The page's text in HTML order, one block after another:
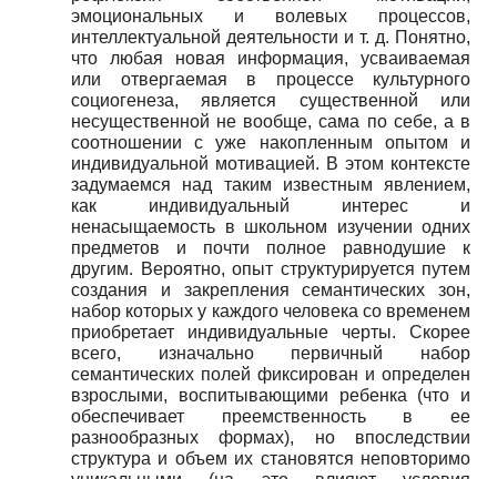
эмоциональных и волевых процессов,
интеллектуальной деятельности и т. д. Понятно,
что любая новая информация, усваиваемая
или отвергаемая в процессе культурного
социогенеза, является существенной или
несущественной не вообще, сама по себе, а в
соотношении с уже накопленным опытом и
индивидуальной мотивацией. В этом контексте
задумаемся над таким известным явлением,
как индивидуальный интерес и
ненасыщаемость в школьном изучении одних
предметов и почти полное равнодушие к
другим. Вероятно, опыт структурируется путем
создания и закрепления семантических зон,
набор которых у каждого человека со временем
приобретает индивидуальные черты. Скорее
всего, изначально первичный набор
семантических полей фиксирован и определен
взрослыми, воспитывающими ребенка (что и
обеспечивает преемственность в ее
разнообразных формах), но впоследствии
структура и объем их становятся неповторимо